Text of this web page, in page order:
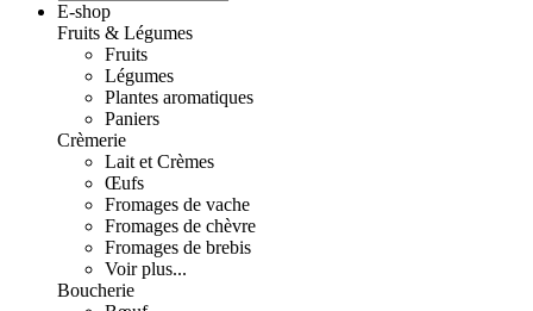
E-shop
Fruits & Légumes
Fruits
Légumes
Plantes aromatiques
Paniers
Crèmerie
Lait et Crèmes
Œufs
Fromages de vache
Fromages de chèvre
Fromages de brebis
Voir plus...
Boucherie